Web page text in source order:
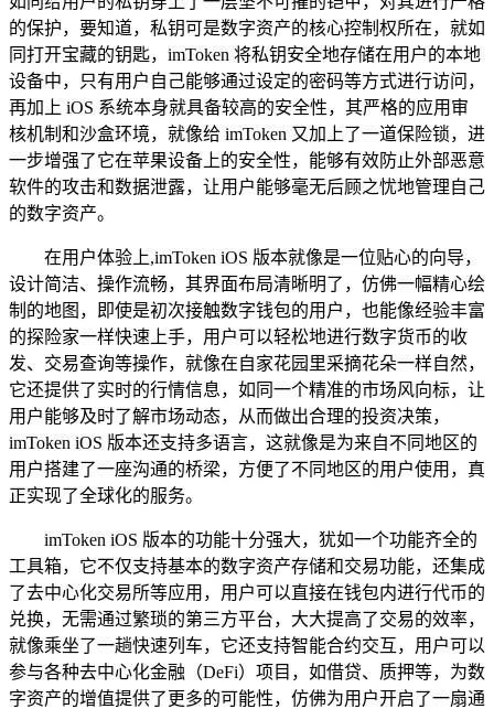
的保护，要知道，私钥可是数字资产的核心控制权所在，就如
同打开宝藏的钥匙，imToken 将私钥安全地存储在用户的本地
设备中，只有用户自己能够通过设定的密码等方式进行访问，
再加上 iOS 系统本身就具备较高的安全性，其严格的应用审
核机制和沙盒环境，就像给 imToken 又加上了一道保险锁，进
一步增强了它在苹果设备上的安全性，能够有效防止外部恶意
软件的攻击和数据泄露，让用户能够毫无后顾之忧地管理自己
的数字资产。
在用户体验上,imToken iOS 版本就像是一位贴心的向导，
设计简洁、操作流畅，其界面布局清晰明了，仿佛一幅精心绘
制的地图，即使是初次接触数字钱包的用户，也能像经验丰富
的探险家一样快速上手，用户可以轻松地进行数字货币的收
发、交易查询等操作，就像在自家花园里采摘花朵一样自然，
它还提供了实时的行情信息，如同一个精准的市场风向标，让
用户能够及时了解市场动态，从而做出合理的投资决策，
imToken iOS 版本还支持多语言，这就像是为来自不同地区的
用户搭建了一座沟通的桥梁，方便了不同地区的用户使用，真
正实现了全球化的服务。
imToken iOS 版本的功能十分强大，犹如一个功能齐全的
工具箱，它不仅支持基本的数字资产存储和交易功能，还集成
了去中心化交易所等应用，用户可以直接在钱包内进行代币的
兑换，无需通过繁琐的第三方平台，大大提高了交易的效率，
就像乘坐了一趟快速列车，它还支持智能合约交互，用户可以
参与各种去中心化金融（DeFi）项目，如借贷、质押等，为数
字资产的增值提供了更多的可能性，仿佛为用户开启了一扇通